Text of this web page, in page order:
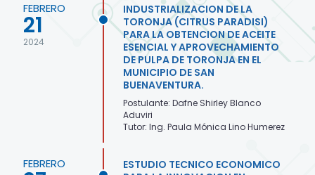
FEBRERO
21
2024
INDUSTRIALIZACION DE LA
TORONJA (CITRUS PARADISI)
PARA LA OBTENCION DE ACEITE
ESENCIAL Y APROVECHAMIENTO
DE PULPA DE TORONJA EN EL
MUNICIPIO DE SAN
BUENAVENTURA.
Postulante: Dafne Shirley Blanco
Aduviri
Tutor: Ing. Paula Mónica Lino Humerez
FEBRERO
ESTUDIO TECNICO ECONOMICO